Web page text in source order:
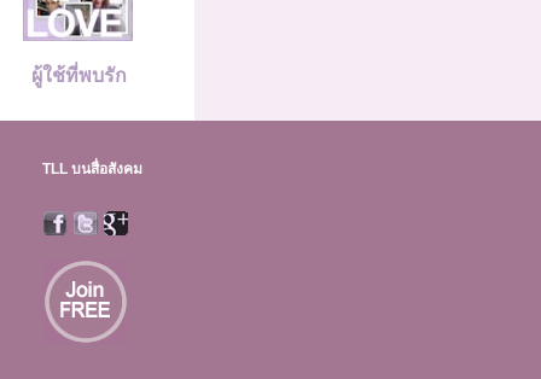
ผู้ใช้ที่พบรัก
TLL บนสื่อสังคม